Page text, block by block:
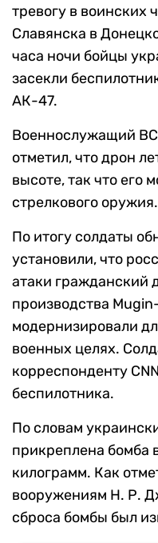
тревогу в воинских
Славянска в
часа ночи бойцы
засекли
АК-47.
Военнослужащий
отметил, что дрон
высоте, так что его
стрелкового оружия.
По итогу солдаты
установили, что
атаки гражданский
производства
модернизировали
военных целях.
корреспонденту
беспилотника.
По словам
прикреплена бомба
килограмм. Как
вооружениям Н. Р.
сброса бомбы был